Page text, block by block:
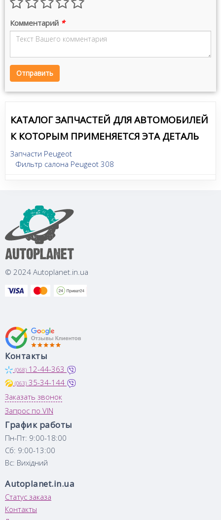
Комментарий *
Отправить
КАТАЛОГ ЗАПЧАСТЕЙ ДЛЯ АВТОМОБИЛЕЙ
К КОТОРЫМ ПРИМЕНЯЕТСЯ ЭТА ДЕТАЛЬ
Запчасти Peugeot
Фильтр салона Peugeot 308
© 2024 Autoplanet.in.ua
Контакты
(068) 12-44-363
(063) 35-34-144
Заказать звонок
Запрос по VIN
График работы
Пн-Пт: 9:00-18:00
Сб: 9:00-13:00
Вс: Вихідний
Autoplanet.in.ua
Статус заказа
Контакты